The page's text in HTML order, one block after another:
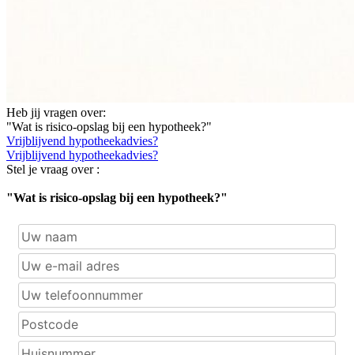
Heb jij vragen over:
"Wat is risico-opslag bij een hypotheek?"
Vrijblijvend hypotheekadvies?
Vrijblijvend hypotheekadvies?
Stel je vraag over :
"Wat is risico-opslag bij een hypotheek?"